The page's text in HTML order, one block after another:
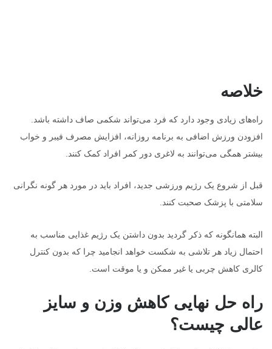
خلاصه
راه‌های زیادی وجود دارد که فرد می‌تواند شکمی صاف داشته باشد.
افزودن ورزش اضافی به برنامه روزانه، افزایش مصرف فیبر و خواب
بیشتر همگی می‌توانند به لاغری دور کمر افراد کمک کنند.
قبل از شروع یک رژیم ورزشی جدید، افراد باید در مورد هر گونه نگرانی
سلامتی با پزشک صحبت کنند.
البته همانگونه که ذکر گردید بدون داشتن یک رژیم غذایی مناسب به
احتمال زیاد هر تلاشی به شکست خواهد انجامید چرا که بدون کنترل
کالری کاهش چربی یا غیر ممکن و یا موقت است.
راه حل نهایی کاهش وزن و سایز
عالی چیست؟